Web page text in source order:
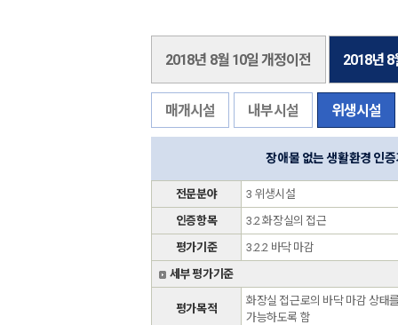
2018년 8월 10일 개정이전 2018년 8
매개시설 내부시설 위생시설
장애물 없는 생활환경 인
전문분야
3 위생시설
인증항목
3.2 화장실의 접근
평가기준
3.2.2 바닥 마감
세부 평가기준
평가목적
화장실 접근로의 바닥 마감 상태
가능하도록 함